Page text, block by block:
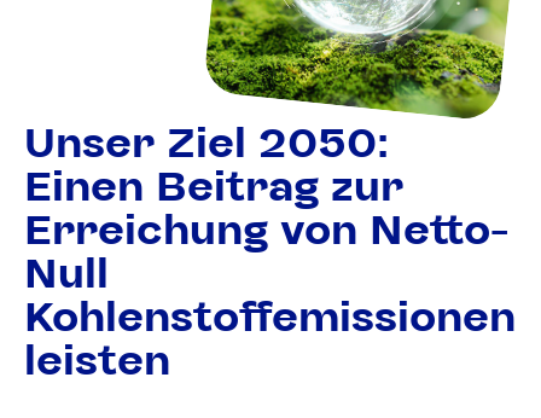
Unser Ziel 2050:
Einen Beitrag zur
Erreichung von Netto-
Null
Kohlenstoffemissionen
leisten